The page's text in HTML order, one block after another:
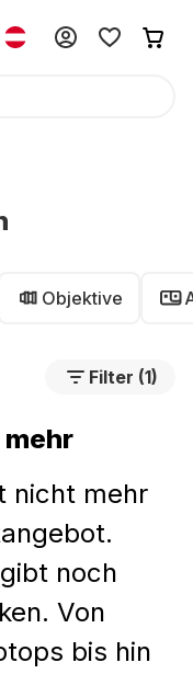
Objektive
Filter (1)
mehr
nicht mehr
noch
Von
bis hin